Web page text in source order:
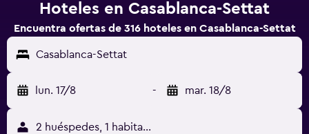
Hoteles en Casablanca-Settat
Encuentra ofertas de 316 hoteles en Casablanca-Settat
Casablanca-Settat
lun. 17/8 - mar. 18/8
2 huéspedes, 1 habitación